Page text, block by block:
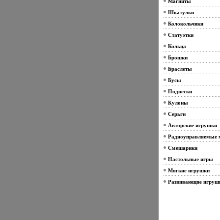
Шкатулки
Колокольчики
Статуэтки
Кольца
Брошки
Браслеты
Бусы
Подвески
Кулоны
Серьги
Авторские игрушки
Радиоуправляемые
Смешарики
Настольные игры
Мягкие игрушки
Развивающие